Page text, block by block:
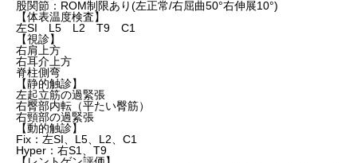
股関節：ROM制限あり(左正常/右屈曲50°右伸展10°)
【体表温度検査】
左SI L5 L2 T9 C1
【視診】
右肩上方
右耳介上方
脊柱側弯
【静的触診】
左起立筋の過緊張
右臀部内転（平たい臀筋）
右頸部の過緊張
【動的触診】
Fix：左SI、L5、L2、C1
Hyper：右S1、T9